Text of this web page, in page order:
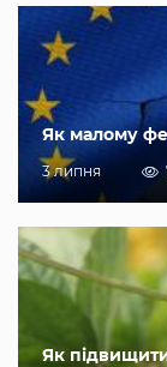
Як малому
3 липня
Як підвищити